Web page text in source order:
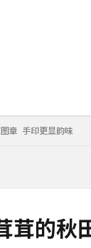
章 手印更显韵味
茸的秋